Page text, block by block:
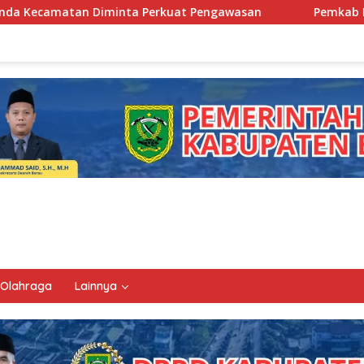
Pengawasan Pemkab Berau Siapkan
Olahraga Lainnya